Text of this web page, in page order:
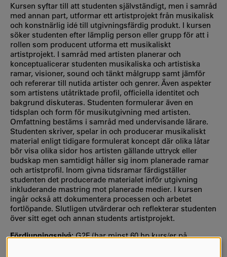
Kursen syftar till att studenten självständigt, men i samråd
med annan part, utformar ett artistprojekt från musikalisk
och konstnärlig idé till utgivningsfärdig produkt. I kursen
söker studenten efter lämplig person eller grupp för att i
rollen som producent utforma ett musikaliskt
artistprojekt. I samråd med artisten planerar och
konceptualicerar studenten musikaliska och artistiska
ramar, visioner, sound och tänkt målgrupp samt jämför
och refererar till nutida artister och genrer. Även aspekter
som artistens utåtriktade profil, officiella identitet och
bakgrund diskuteras. Studenten formulerar även en
tidsplan och form för musikutgivning med artisten.
Omfattning bestäms i samråd med undervisande lärare.
Studenten skriver, spelar in och producerar musikaliskt
material enligt tidigare formulerat koncept där olika låtar
bör visa olika sidor hos artisten gällande uttryck eller
budskap men samtidigt håller sig inom planerade ramar
och artistprofil. Inom givna tidsramar färdigställer
studenten det producerade materialet inför utgivning
inkluderande mastring mot planerade medier. I kursen
ingår också att dokumentera processen och arbetet
fortlöpande. Slutligen utvärderar och reflekterar studenten
över sitt eget och annan students artistprojekt.
Fördjupningsnivå:G2F (har minst 60 hp kurs/er på